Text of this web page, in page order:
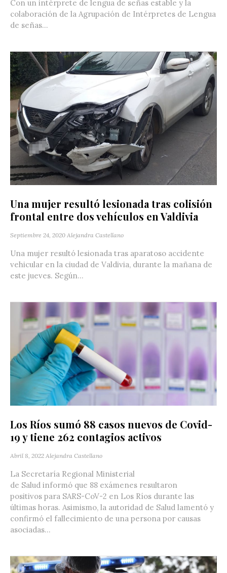
Con un intérprete de lengua de señas estable y la
colaboración de la Agrupación de Intérpretes de Lengua
de señas...
Una mujer resultó lesionada tras colisión
frontal entre dos vehículos en Valdivia
Septiembre 24, 2020 Alejandra Castellano
Una mujer resultó lesionada tras aparatoso accidente
vehicular en la ciudad de Valdivia, durante la mañana de
este jueves. Según...
Los Ríos sumó 88 casos nuevos de Covid-
19 y tiene 262 contagios activos
Abril 8, 2022 Alejandra Castellano
La Secretaría Regional Ministerial
de Salud informó que 88 exámenes resultaron
positivos para SARS-CoV-2 en Los Ríos durante las
últimas horas. Asimismo, la autoridad de Salud lamentó y
confirmó el fallecimiento de una persona por causas
asociadas...